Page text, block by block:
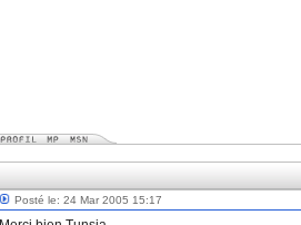
Posté le: 24 Mar 2005 15:17